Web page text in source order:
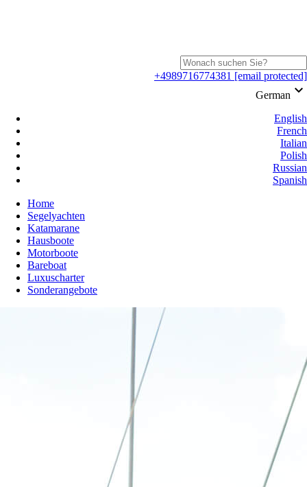
+4989716774381 [email protected]
German keyboard_arrow_down
English
French
Italian
Polish
Russian
Spanish
Home
Segelyachten
Katamarane
Hausboote
Motorboote
Bareboat
Luxuscharter
Sonderangebote